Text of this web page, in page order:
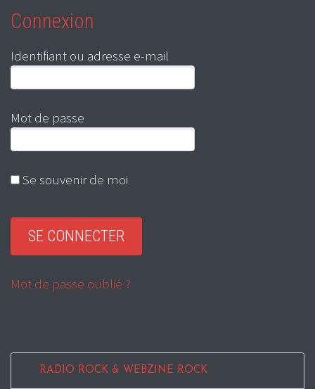
Connexion
Identifiant ou adresse e-mail
Mot de passe
Se souvenir de moi
Mot de passe oublié ?
RADIO ROCK & WEBZINE ROCK